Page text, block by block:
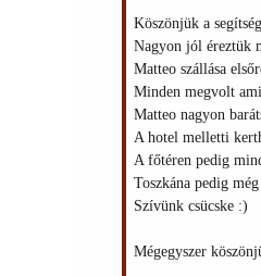
Köszönjük a
Nagyon jól éreztük
Matteo szállása
Minden megvolt
Matteo nagyon
A hotel melletti
A főtéren pedig
Toszkána pedig
Szívünk csücske :)
Mégegyszer